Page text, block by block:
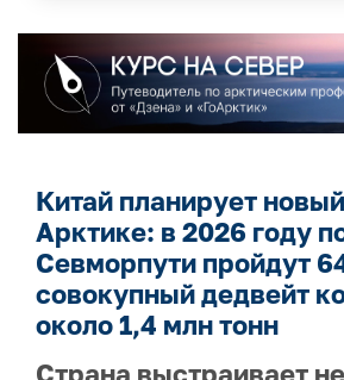
Китай планирует
Арктике: в 2026 году
Севморпути пройдут
совокупный дедвейт
около 1,4 млн тонн
Страна выстраивает